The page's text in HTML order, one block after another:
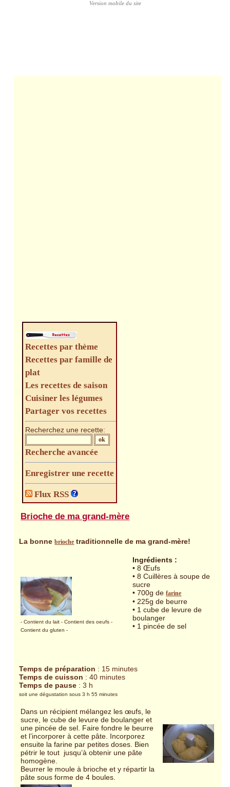
Recettes par thème
Recettes par famille de
plat
Les recettes de saison
Cuisiner les légumes
Partager vos recettes
Recherchez une recette:
Recherche avancée
Enregistrer une recette
Flux RSS
Brioche de ma grand-mère
La bonnebrioche traditionnelle de ma grand-mère!
- Contient du lait- Contient des oeufs-
Contient du gluten-
Ingrédients :
• 8 Œufs
• 8 Cuillères à soupe de
sucre
• 700g defarine
• 225g de beurre
• 1 cube de levure de
boulanger
• 1 pincée de sel
Temps de préparation : 15 minutes
Temps de cuisson : 40 minutes
Temps de pause : 3 h
soit une dégustation sous 3 h 55 minutes
Dans un récipient mélangez les œufs, le
sucre, le cube de levure de boulanger et
une pincée de sel. Faire fondre le beurre
et l’incorporer à cette pâte. Incorporez
ensuite la farine par petites doses. Bien
pétrir le tout jusqu’à obtenir une pâte
homogène.
Beurrer le moule à brioche et y répartir la
pâte sous forme de 4 boules.